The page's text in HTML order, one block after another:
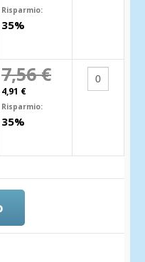
Risparmio:
35%
7,56 €
4,91 €
Risparmio:
35%